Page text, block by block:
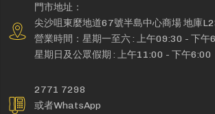
門市地址：
尖沙咀東麼地道67號半島中心商場 地庫
營業時間：星期一至六 : 上午09:30 - 下午
星期日及公眾假期 : 上午11:00 - 下午6:00
2771 7298
或者WhatsApp